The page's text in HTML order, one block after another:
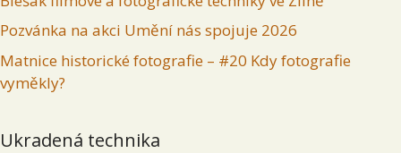
Pozvánka na akci Umění nás spojuje 2026
Matnice historické fotografie – #20 Kdy fotografie
vyměkly?
Ukradená technika